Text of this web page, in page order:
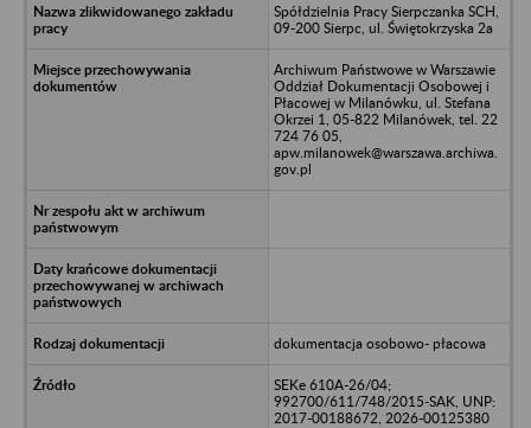
Spółdzielnia Pracy Sierpczanka SCH,
09-200 Sierpc, ul. Świętokrzyska 2a
Archiwum Państwowe w Warszawie
Oddział Dokumentacji Osobowej i
Płacowej w Milanówku, ul. Stefana
Okrzei 1, 05-822 Milanówek, tel. 22
724 76 05,
apw.milanowek@warszawa.archiwa.
gov.pl
dokumentacja osobowo- płacowa
SEKe 610A-26/04;
992700/611/748/2015-SAK, UNP:
2017-00188672, 2026-00125380